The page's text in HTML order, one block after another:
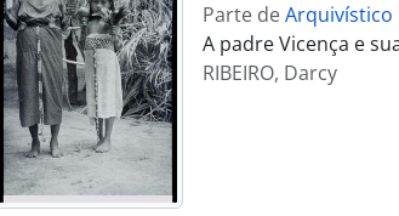
Parte deArquivístico
A padre Vicença e
RIBEIRO, Darcy